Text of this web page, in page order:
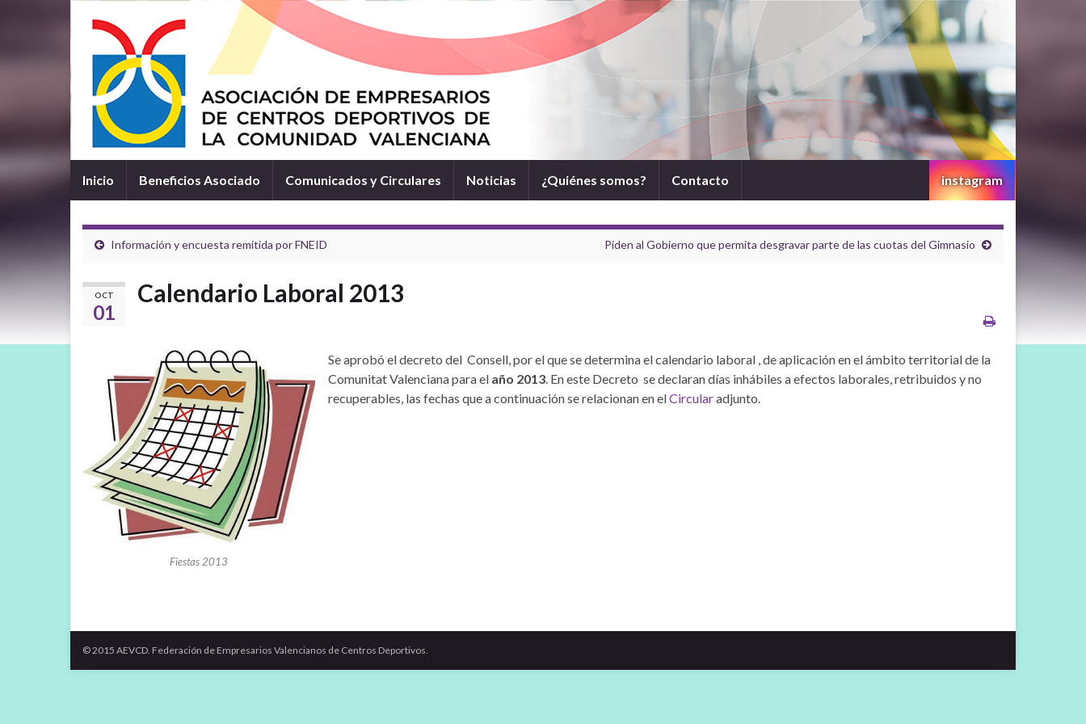
Inicio Beneficios Asociado Comunicados y Circulares Noticias ¿Quiénes somos? Contacto instagram
Información y encuesta remitida por FNEID Piden al Gobierno que permita desgravar parte de las cuotas del Gimnasio
OCT
01
Calendario Laboral 2013
Fiestas 2013
Se aprobó el decreto del Consell, por el que se determina el calendario laboral , de aplicación en el ámbito territorial de la
Comunitat Valenciana para el año 2013. En este Decreto se declaran días inhábiles a efectos laborales, retribuidos y no
recuperables, las fechas que a continuación se relacionan en elCircularadjunto.
© 2015 AEVCD. Federación de Empresarios Valencianos de Centros Deportivos.